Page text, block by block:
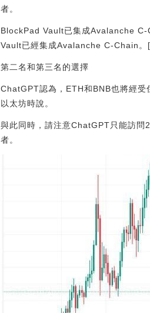
者。
BlockPad Vault已集成Avalanche
Vault已經集成Avalanche C-Chain
第二名和第三名的選擇
ChatGPT認為，ETH和BNB也將經受
以太坊時說。
與此同時，請注意ChatGPT只能訪問
者。